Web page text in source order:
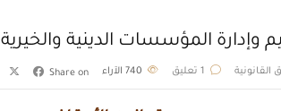
وإدارة المؤسسات الدينية والخيرية
1 تعليق الآراء Share on